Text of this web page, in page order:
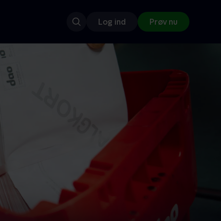
Log ind Prøv nu